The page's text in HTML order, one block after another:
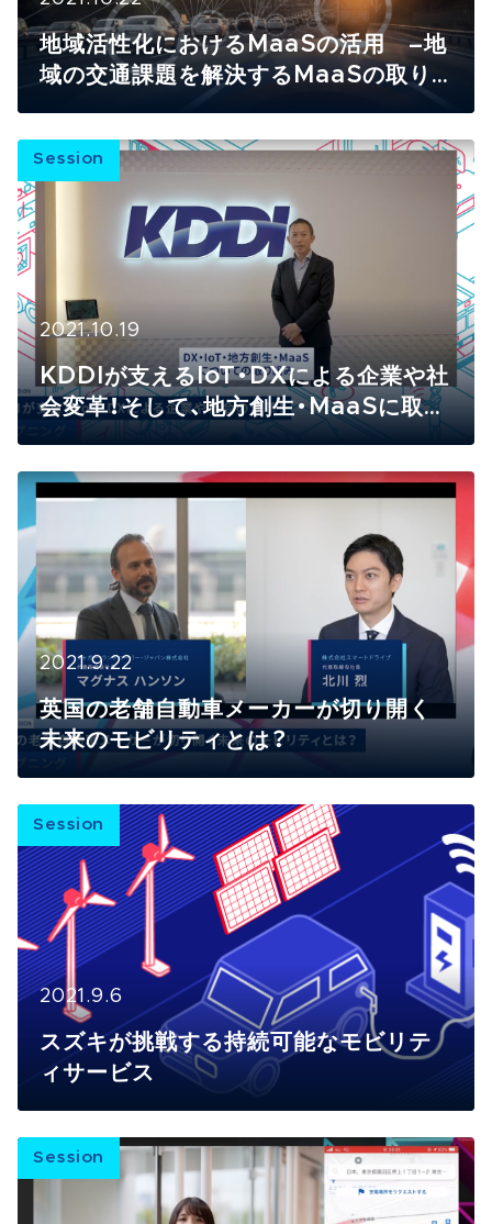
地域活性化におけるMaaSの活用 –地
域の交通課題を解決するMaaSの取り
Session
2021.10.19
KDDIが支えるIoT・DXによる企業や社
会変革！そして、地方創生・MaaSに取り
2021.9.22
英国の老舗自動車メーカーが切り開く
未来のモビリティとは？
Session
2021.9.6
スズキが挑戦する持続可能なモビリテ
ィサービス
Session